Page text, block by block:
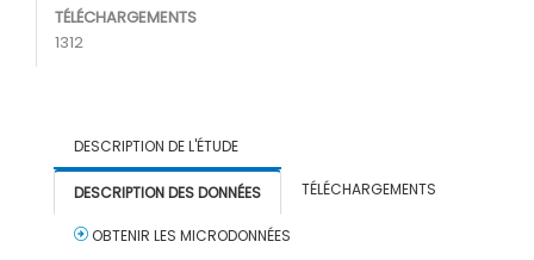
TÉLÉCHARGEMENTS
1312
DESCRIPTION DE L'ÉTUDE
DESCRIPTION DES DONNÉES TÉLÉCHARGEMENTS
OBTENIR LES MICRODONNÉES